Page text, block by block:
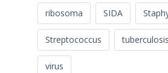
ribosoma SIDA
Streptococcus tuberculosis
virus